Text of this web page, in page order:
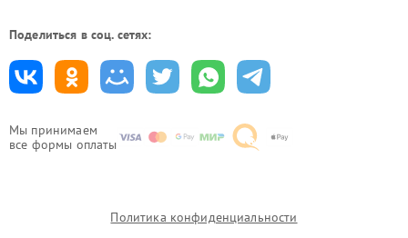
Мы принимаем
все формы оплаты
Поделиться в соц. сетях:
Политика конфиденциальности